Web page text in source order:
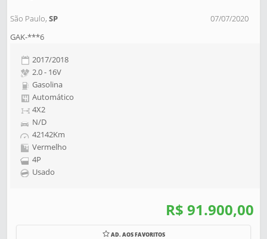
São Paulo,SP
07/07/2020
GAK-***6
2017/2018
2.0 - 16V
Gasolina
Automático
4X2
N/D
42142Km
Vermelho
4P
Usado
R$ 91.900,00
AD. AOS FAVORITOS